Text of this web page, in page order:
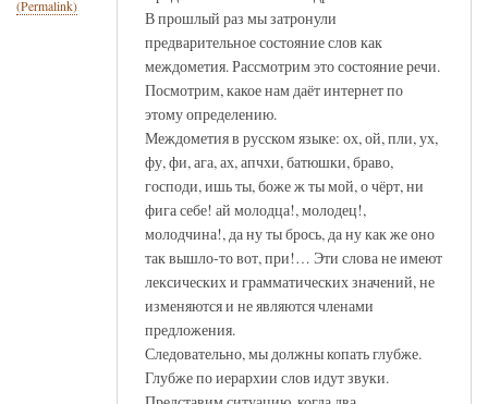
(Permalink)
В прошлый раз мы затронули
предварительное состояние слов как
междометия. Рассмотрим это состояние речи.
Посмотрим, какое нам даёт интернет по
этому определению.
Междометия в русском языке: ох, ой, пли, ух,
фу, фи, ага, ах, апчхи, батюшки, браво,
господи, ишь ты, боже ж ты мой, о чёрт, ни
фига себе! ай молодца!, молодец!,
молодчина!, да ну ты брось, да ну как же оно
так вышло-то вот, при!… Эти слова не имеют
лексических и грамматических значений, не
изменяются и не являются членами
предложения.
Следовательно, мы должны копать глубже.
Глубже по иерархии слов идут звуки.